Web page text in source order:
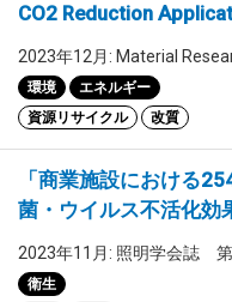
CO2 Reduction
2023年12月: Material
環境
エネルギー
資源リサイクル
改質
「商業施設における
菌・ウイルス不活化効
2023年11月: 照明学会誌
衛生